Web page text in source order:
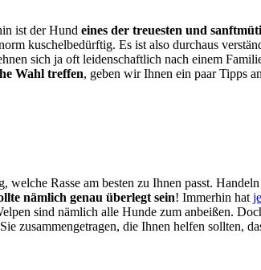
ist der Hund eines der treuesten und
kuschelbedürftig. Es ist also durchaus
sich ja oft leidenschaftlich nach einem
Wahl treffen, geben wir Ihnen ein paar Tipps
Rasse am besten zu Ihnen passt.
nämlich genau überlegt sein! Immerhin hat
sind nämlich alle Hunde zum anbeißen.
zusammengetragen, die Ihnen helfen sollten,